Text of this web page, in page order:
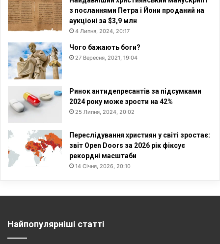
з посланнями Петра і Йони проданий на
аукціоні за $3,9 млн
4 Липня, 2024, 20:17
Чого бажають боги?
27 Вересня, 2021, 19:04
Ринок антидепресантів за підсумками
2024 року може зрости на 42%
25 Липня, 2024, 20:02
Переслідування християн у світі зростає:
звіт Open Doors за 2026 рік фіксує
рекордні масштаби
14 Січня, 2026, 20:10
Найпопулярніші статті